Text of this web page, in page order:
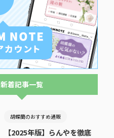
新着記事一覧
胡蝶蘭のおすすめ通販
【2025年版】らんやを徹底